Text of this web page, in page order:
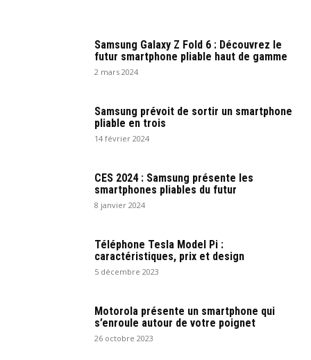
Samsung Galaxy Z Fold 6 : Découvrez le
futur smartphone pliable haut de gamme
2 mars 2024
Samsung prévoit de sortir un smartphone
pliable en trois
14 février 2024
CES 2024 : Samsung présente les
smartphones pliables du futur
8 janvier 2024
Téléphone Tesla Model Pi :
caractéristiques, prix et design
5 décembre 2023
Motorola présente un smartphone qui
s’enroule autour de votre poignet
26 octobre 2023